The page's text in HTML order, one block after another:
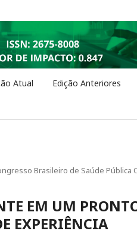
Atual Edição Anteriores
Brasileiro de Saúde
EM UM
EXPERIÊNCIA